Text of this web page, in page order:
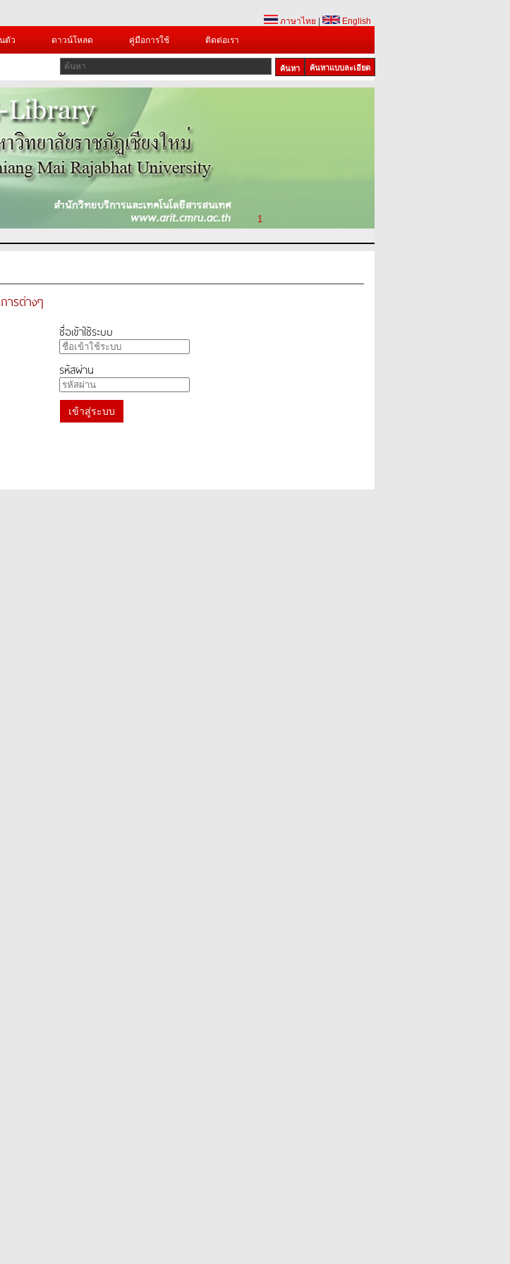
ภาษาไทย
English
ตัว ดาวน์โหลด คู่มือการใช้ ติดต่อเรา
ค้นหาแบบละเอียด
1
ารต่างๆ
ชื่อเข้าใช้ระบบ
รหัสผ่าน